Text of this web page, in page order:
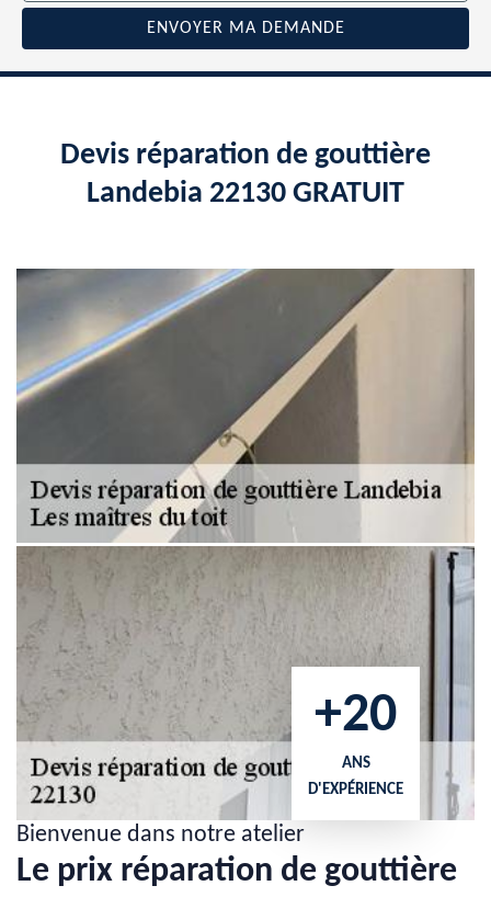
Devis réparation de gouttière
Landebia 22130 GRATUIT
+20
ANS
D'EXPÉRIENCE
Bienvenue dans notre atelier
Le prix réparation de gouttière